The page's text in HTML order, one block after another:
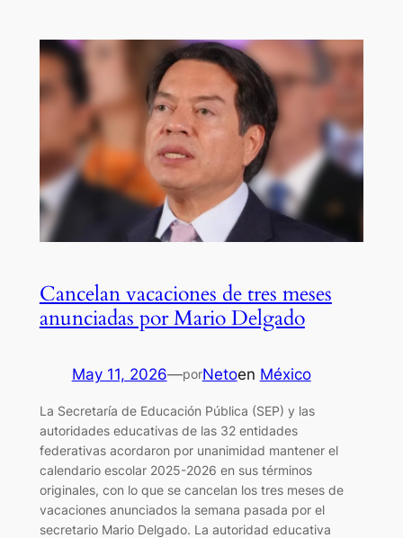
Cancelan vacaciones de tres meses
anunciadas por Mario Delgado
May 11, 2026—porNetoen México
La Secretaría de Educación Pública (SEP) y las
autoridades educativas de las 32 entidades
federativas acordaron por unanimidad mantener el
calendario escolar 2025-2026 en sus términos
originales, con lo que se cancelan los tres meses de
vacaciones anunciados la semana pasada por el
secretario Mario Delgado. La autoridad educativa